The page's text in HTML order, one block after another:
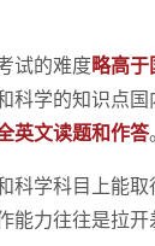
试的难度略高于
科学的知识点
英文读题和作答。
科学科目上能
能力往往是拉开